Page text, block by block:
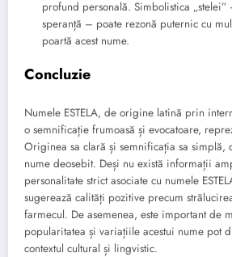
profund personală. Simbolistica
speranță – poate rezonă puternic cu
poartă acest nume.
Concluzie
Numele ESTELA, de origine latină prin
o semnificație frumoasă și evocatoare,
Originea sa clară și semnificația sa simplă,
nume deosebit. Deși nu există informații
personalitate strict asociate cu numele
sugerează calități pozitive precum
farmecul. De asemenea, este important de
popularitatea și variațiile acestui nume pot
contextul cultural și lingvistic.